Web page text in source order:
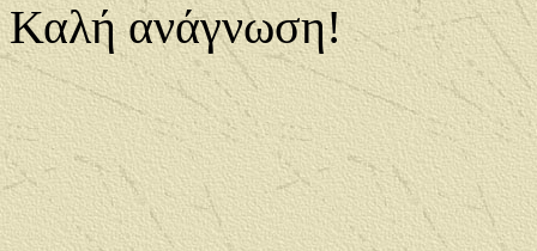
Καλή ανάγνωση!